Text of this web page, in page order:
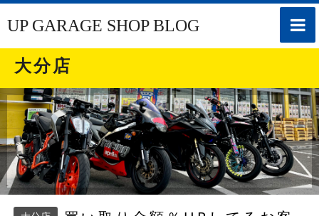
toggle
UP GARAGE SHOP BLOG
大分店